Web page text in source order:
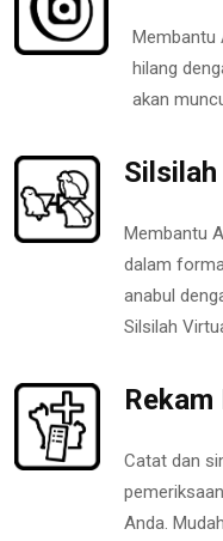
Membantu
hilang
akan
Membantu
dalam
anabul
Silsilah
Catat dan
Anda.